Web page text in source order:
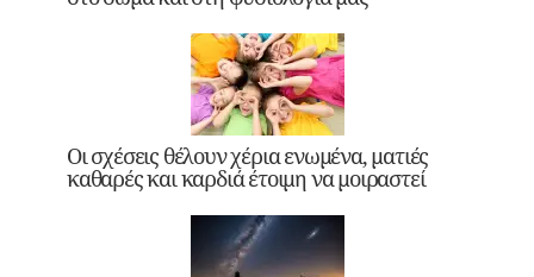
Οι σχέσεις θέλουν χέρια ενωμένα, ματιές
καθαρές και καρδιά έτοιμη να μοιραστεί